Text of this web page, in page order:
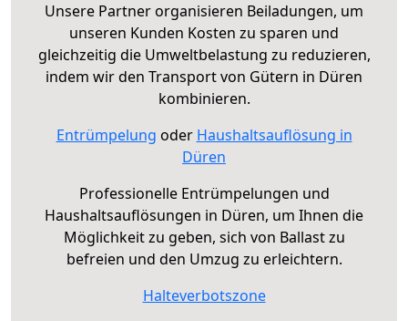
Unsere Partner organisieren Beiladungen, um
unseren Kunden Kosten zu sparen und
gleichzeitig die Umweltbelastung zu reduzieren,
indem wir den Transport von Gütern in Düren
kombinieren.
Entrümpelung oder Haushaltsauflösung in
Düren
Professionelle Entrümpelungen und
Haushaltsauflösungen in Düren, um Ihnen die
Möglichkeit zu geben, sich von Ballast zu
befreien und den Umzug zu erleichtern.
Halteverbotszone